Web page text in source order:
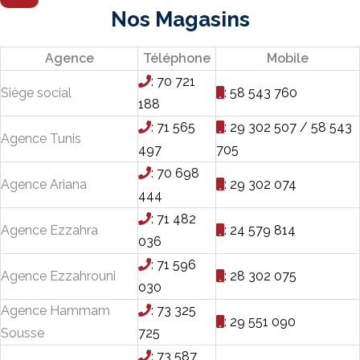
Nos Magasins
Agence Téléphone Mobile
Siège social
: 70 721
188
: 58 543 760
Agence Tunis
: 71 565
497
: 29 302 507 / 58 543
705
Agence Ariana
: 70 698
444
: 29 302 074
Agence Ezzahra
: 71 482
036
: 24 579 814
Agence Ezzahrouni
: 71 596
030
: 28 302 075
Agence Hammam
Sousse
: 73 325
725
: 29 551 090
: 73 587